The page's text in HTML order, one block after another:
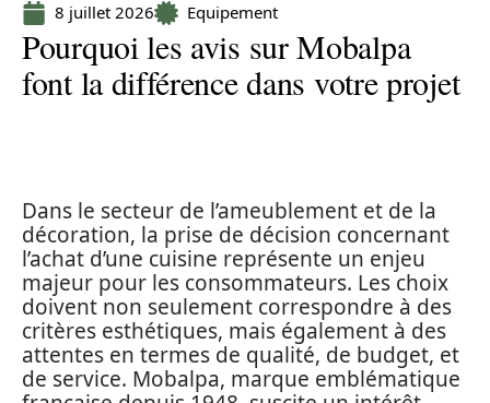
8 juillet 2026 Equipement
Pourquoi les avis sur Mobalpa
font la différence dans votre projet
Dans le secteur de l’ameublement et de la
décoration, la prise de décision concernant
l’achat d’une cuisine représente un enjeu
majeur pour les consommateurs. Les choix
doivent non seulement correspondre à des
critères esthétiques, mais également à des
attentes en termes de qualité, de budget, et
de service. Mobalpa, marque emblématique